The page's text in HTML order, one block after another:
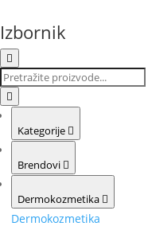
Izbornik
Kategorije
Brendovi
Dermokozmetika
Dermokozmetika